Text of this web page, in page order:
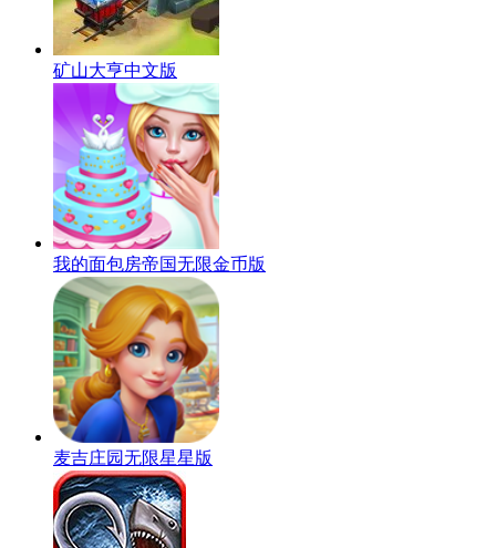
矿山大亨中文版
我的面包房帝国无限金币版
麦吉庄园无限星星版